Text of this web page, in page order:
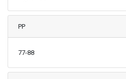
PP
77-88